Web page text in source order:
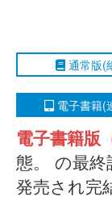
通常版(
電子書籍(
電子書籍版
態。 の最
発売され完